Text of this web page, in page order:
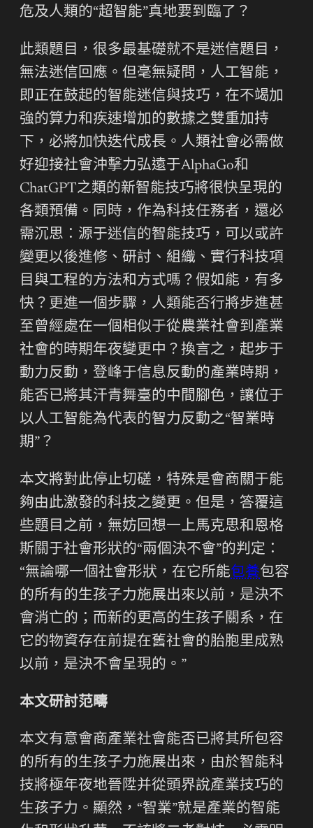
危及人類的“超智能”真地要到臨了？
此類題目，很多最基礎就不是迷信題目，
無法迷信回應。但毫無疑問，人工智能，
即正在鼓起的智能迷信與技巧，在不竭加
強的算力和疾速增加的數據之雙重加持
下，必將加快迭代成長。人類社會必需做
好迎接社會沖擊力弘遠于AlphaGo和
ChatGPT之類的新智能技巧將很快呈現的
各類預備。同時，作為科技任務者，還必
需沉思：源于迷信的智能技巧，可以或許
變更以後進修、研討、組織、實行科技項
目與工程的方法和方式嗎？假如能，有多
快？更進一個步驟，人類能否行將步進甚
至曾經處在一個相似于從農業社會到產業
社會的時期年夜變更中？換言之，起步于
動力反動，登峰于信息反動的產業時期，
能否已將其汗青舞臺的中間腳色，讓位于
以人工智能為代表的智力反動之“智業時
期”？
本文將對此停止切磋，特殊是會商關于能
夠由此激發的科技之變更。但是，答覆這
些題目之前，無妨回想一上馬克思和恩格
斯關于社會形狀的“兩個決不會”的判定：
“無論哪一個社會形狀，在它所能包養包容
的所有的生孩子力施展出來以前，是決不
會消亡的；而新的更高的生孩子關系，在
它的物資存在前提在舊社會的胎胞里成熟
以前，是決不會呈現的。”
本文研討范疇
本文有意會商產業社會能否已將其所包容
的所有的生孩子力施展出來，由於智能科
技將極年夜地晉陞并從頭界說產業技巧的
生孩子力。顯然，“智業”就是產業的智能